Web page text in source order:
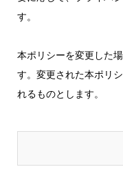
す。
本ポリシーを変更した
す。変更された本ポリ
れるものとします。